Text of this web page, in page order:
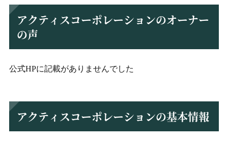
アクティスコーポレーションのオーナー
の声
公式HPに記載がありませんでした
アクティスコーポレーションの基本情報